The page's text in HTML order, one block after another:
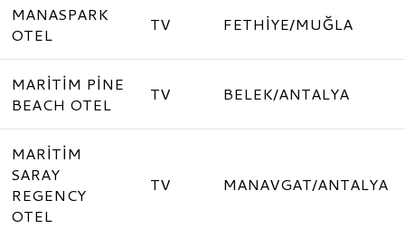
MANASPARK
OTEL
TV FETHİYE/MUĞLA
MARİTİM PİNE
BEACH OTEL
TV BELEK/ANTALYA
MARİTİM
SARAY
REGENCY
OTEL
TV MANAVGAT/ANTALYA